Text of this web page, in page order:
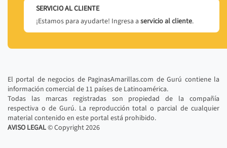
SERVICIO AL CLIENTE
¡Estamos para ayudarte! Ingresa a servicio al cliente.
El portal de negocios de PaginasAmarillas.com de Gurú contiene la
información comercial de 11 países de Latinoamérica.
Todas las marcas registradas son propiedad de la compañía
respectiva o de Gurú. La reproducción total o parcial de cualquier
material contenido en este portal está prohibido.
AVISO LEGAL© Copyright2026